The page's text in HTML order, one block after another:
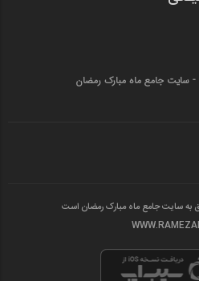
- سایت جامع ماه مبارک رمضان
به سایت جامع ماه مبارک رمضان است